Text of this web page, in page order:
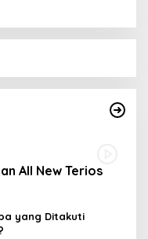
All New Terios
yang Ditakuti